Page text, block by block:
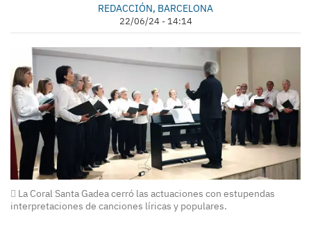
REDACCIÓN, BARCELONA
22/06/24 - 14:14
La Coral Santa Gadea cerró las actuaciones con estupendas
interpretaciones de canciones líricas y populares.